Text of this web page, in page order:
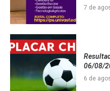
7 de
06/08/
6 de